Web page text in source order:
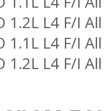
1.2L L4 F/I All
1.1L L4 F/I All
1.2L L4 F/I All